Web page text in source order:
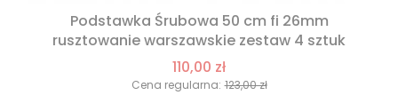
Podstawka Śrubowa 50 cm fi 26mm
rusztowanie warszawskie zestaw 4 sztuk
110,00 zł
Cena regularna: 123,00 zł